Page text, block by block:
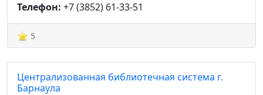
Телефон: +7 (3852) 61-33-51
5
Централизованная библиотечная система г.
Барнаула